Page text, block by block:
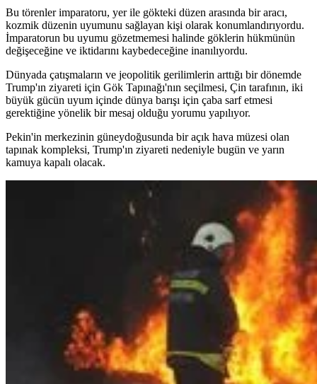
Bu törenler imparatoru, yer ile gökteki düzen arasında bir aracı,
kozmik düzenin uyumunu sağlayan kişi olarak konumlandırıyordu.
İmparatorun bu uyumu gözetmemesi halinde göklerin hükmünün
değişeceğine ve iktidarını kaybedeceğine inanılıyordu.
Dünyada çatışmaların ve jeopolitik gerilimlerin arttığı bir dönemde
Trump'ın ziyareti için Gök Tapınağı'nın seçilmesi, Çin tarafının, iki
büyük gücün uyum içinde dünya barışı için çaba sarf etmesi
gerektiğine yönelik bir mesaj olduğu yorumu yapılıyor.
Pekin'in merkezinin güneydoğusunda bir açık hava müzesi olan
tapınak kompleksi, Trump'ın ziyareti nedeniyle bugün ve yarın
kamuya kapalı olacak.